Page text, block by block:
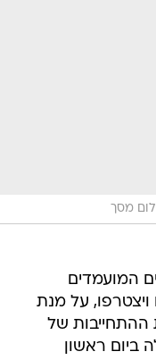
מסך
המועמדים
על מנת
ההתחייבות של
ביום ראשון